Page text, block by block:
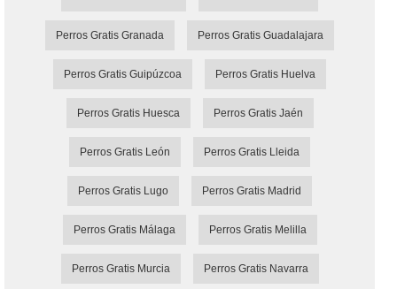
Perros Gratis Granada Perros Gratis Guadalajara
Perros Gratis Guipúzcoa Perros Gratis Huelva
Perros Gratis Huesca Perros Gratis Jaén
Perros Gratis León Perros Gratis Lleida
Perros Gratis Lugo Perros Gratis Madrid
Perros Gratis Málaga Perros Gratis Melilla
Perros Gratis Murcia Perros Gratis Navarra